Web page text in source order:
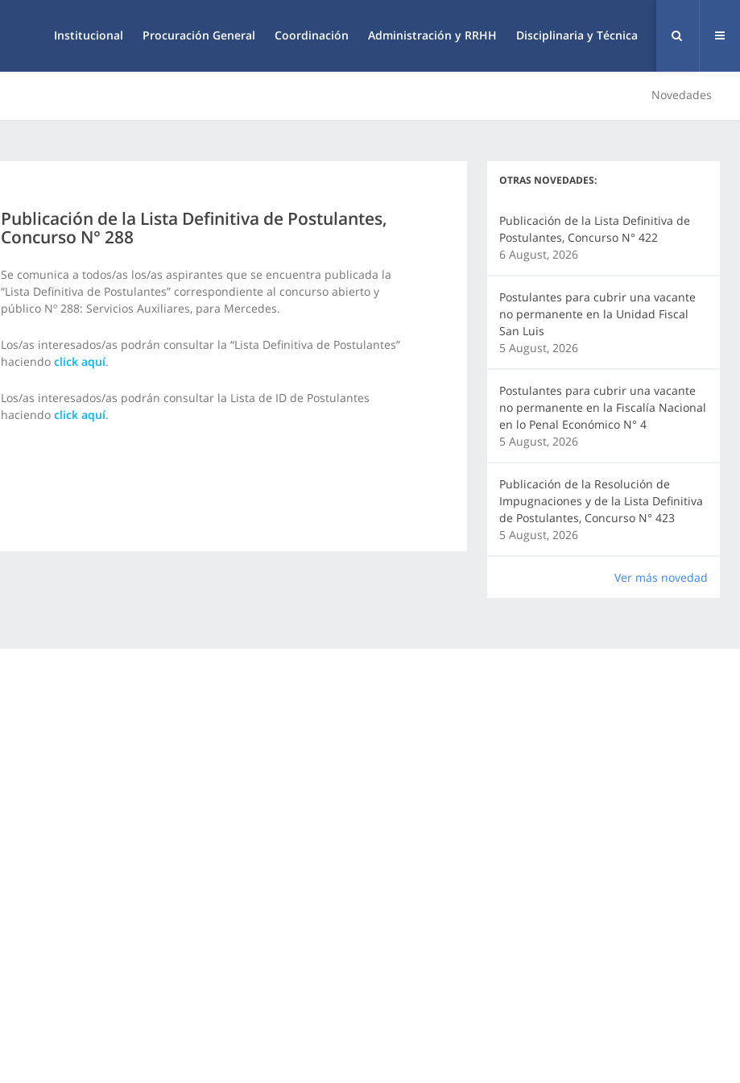
Institucional Procuración General Coordinación Administración y RRHH Disciplinaria y Técnica
Novedades
Publicación de la Lista Definitiva de Postulantes,
Concurso N° 288
Se comunica a todos/as los/as aspirantes que se encuentra publicada la
“Lista Definitiva de Postulantes” correspondiente al concurso abierto y
público Nº 288: Servicios Auxiliares, para Mercedes.
Los/as interesados/as podrán consultar la “Lista Definitiva de Postulantes”
haciendo click aquí.
Los/as interesados/as podrán consultar la Lista de ID de Postulantes
haciendo click aquí.
OTRAS NOVEDADES:
Publicación de la Lista Definitiva de
Postulantes, Concurso N° 422
6 August, 2026
Postulantes para cubrir una vacante
no permanente en la Unidad Fiscal
San Luis
5 August, 2026
Postulantes para cubrir una vacante
no permanente en la Fiscalía Nacional
en lo Penal Económico N° 4
5 August, 2026
Publicación de la Resolución de
Impugnaciones y de la Lista Definitiva
de Postulantes, Concurso N° 423
5 August, 2026
Ver más novedad